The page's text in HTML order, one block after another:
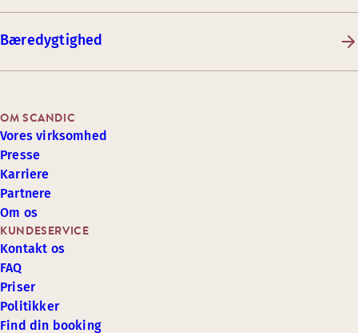
Bæredygtighed
KUNDESERVICE
Kontakt os
FAQ
Priser
Politikker
Find din booking
OM SCANDIC
Vores virksomhed
Presse
Karriere
Partnere
Om os